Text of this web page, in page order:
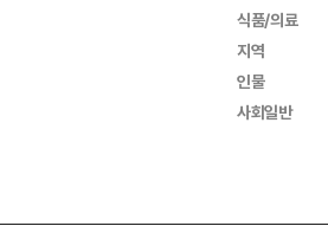
식품/의료
지역
인물
사회일반